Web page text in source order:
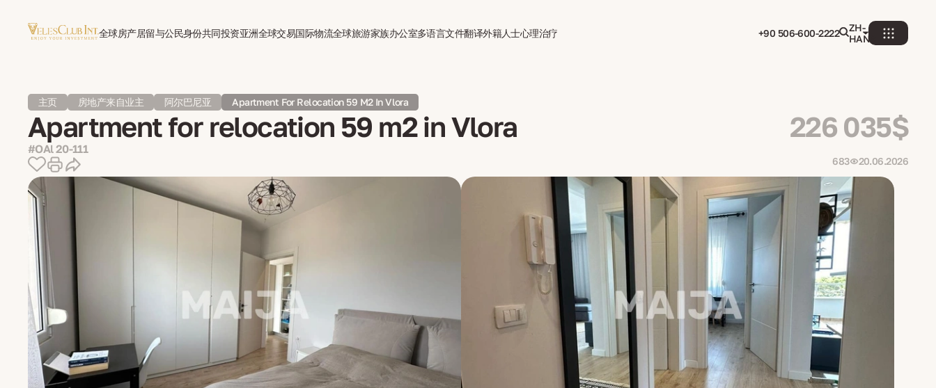
全球房产居留与公民身份共同投资亚洲全球交易国际物流全球旅游家族办公室多语言文件翻译外籍人士心理治疗 +90 506-600-2222
ZH-
HANS
主页 房地产来自业主 阿尔巴尼亚 Apartment For Relocation 59 M2 In Vlora
Apartment for relocation 59 m2 in Vlora
#OAl 20-111
226 035$
683 20.06.2026